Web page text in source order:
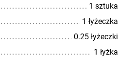
1 sztuka
1 łyżeczka
0.25 łyżeczki
1 łyżka